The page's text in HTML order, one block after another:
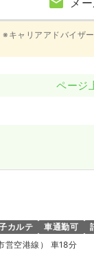
※キャリアアドバイザ
ページ
カルテ 車通勤可
営空港線） 車18分